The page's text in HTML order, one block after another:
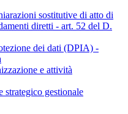
sostitutive di atto di
diretti - art. 52 del D.
dei dati (DPIA) -
e attività
strategico gestionale